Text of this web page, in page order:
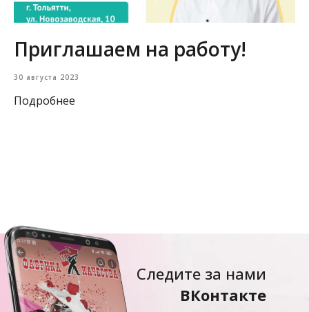
Приглашаем на работу!
30 августа 2023
Подробнее
Следите за нами
ВКонтакте